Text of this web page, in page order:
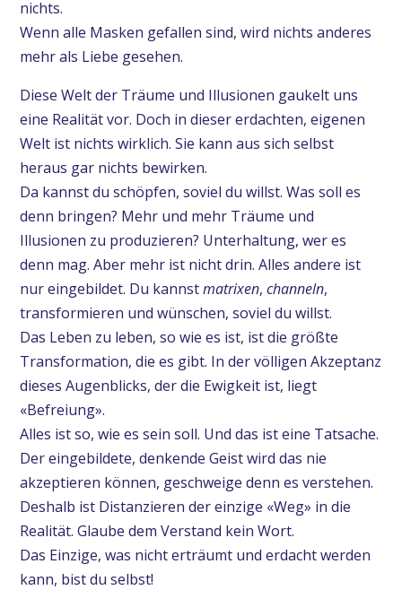
nichts.
Wenn alle Masken gefallen sind, wird nichts anderes
mehr als Liebe gesehen.
Diese Welt der Träume und Illusionen gaukelt uns
eine Realität vor. Doch in dieser erdachten, eigenen
Welt ist nichts wirklich. Sie kann aus sich selbst
heraus gar nichts bewirken.
Da kannst du schöpfen, soviel du willst. Was soll es
denn bringen? Mehr und mehr Träume und
Illusionen zu produzieren? Unterhaltung, wer es
denn mag. Aber mehr ist nicht drin. Alles andere ist
nur eingebildet. Du kannstmatrixen, channeln,
transformieren und wünschen, soviel du willst.
Das Leben zu leben, so wie es ist, ist die größte
Transformation, die es gibt. In der völligen Akzeptanz
dieses Augenblicks, der die Ewigkeit ist, liegt
«Befreiung».
Alles ist so, wie es sein soll. Und das ist eine Tatsache.
Der eingebildete, denkende Geist wird das nie
akzeptieren können, geschweige denn es verstehen.
Deshalb ist Distanzieren der einzige «Weg» in die
Realität. Glaube dem Verstand kein Wort.
Das Einzige, was nicht erträumt und erdacht werden
kann, bist du selbst!